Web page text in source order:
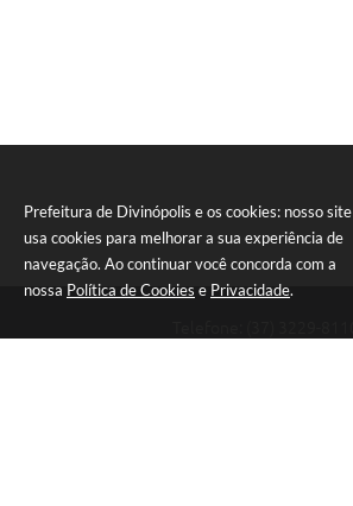
Prefeitura de Divinópolis e os cookies: nosso site
usa cookies para melhorar a sua experiência de
navegação. Ao continuar você concorda com a
nossa Política de Cookies e Privacidade.